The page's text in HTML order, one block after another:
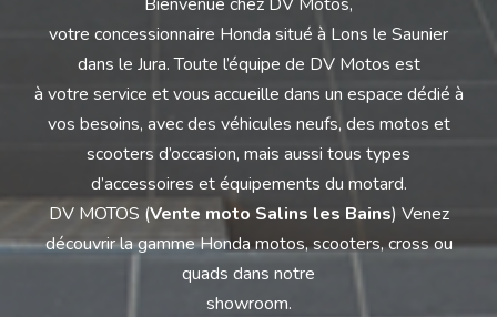
votre concessionnaire Honda situé à Lons le Saunier
dans le Jura. Toute l’équipe de DV Motos est
à votre service et vous accueille dans un espace dédié à
vos besoins, avec des véhicules neufs, des motos et
scooters d’occasion, mais aussi tous types
d’accessoires et équipements du motard.
DV MOTOS (Vente moto Salins les Bains) Venez
découvrir la gamme Honda motos, scooters, cross ou
quads dans notre
showroom.